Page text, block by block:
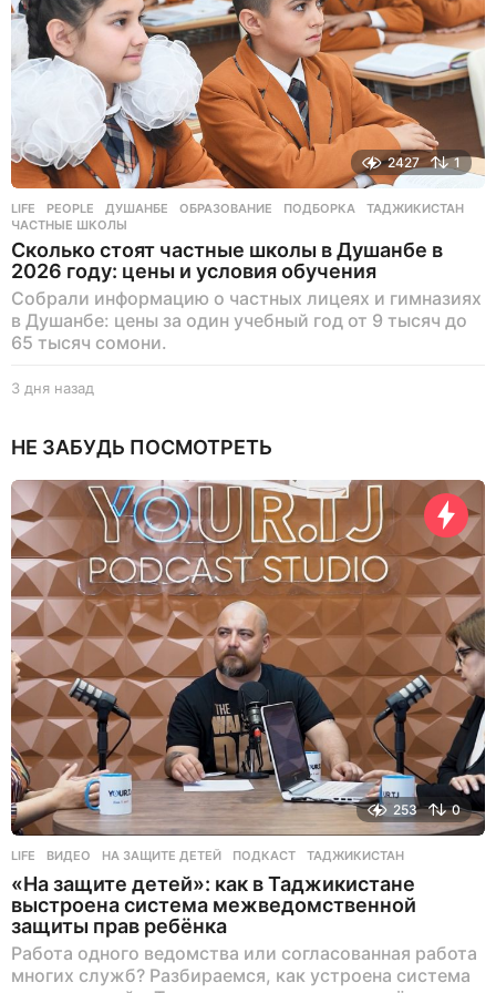
2427 1
LIFE ,PEOPLE ДУШАНБЕ ,ОБРАЗОВАНИЕ ,ПОДБОРКА ,ТАДЖИКИСТАН
ЧАСТНЫЕ ШКОЛЫ
Сколько стоят частные школы в Душанбе в
2026 году: цены и условия обучения
Собрали информацию о частных лицеях и гимназиях
в Душанбе: цены за один учебный год от 9 тысяч до
65 тысяч сомони.
3 дня назад
я
а
з
д
НЕ ЗАБУДЬ ПОСМОТРЕТЬ
253 0
LIFE ВИДЕО ,НА ЗАЩИТЕ ДЕТЕЙ ,ПОДКАСТ ,ТАДЖИКИСТАН
«На защите детей»: как в Таджикистане
выстроена система межведомственной
защиты прав ребёнка
Работа одного ведомства или согласованная работа
многих служб? Разбираемся, как устроена система